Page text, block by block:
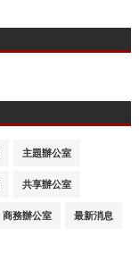
主題辦公室
共享辦公室
商務辦公室 最新消息